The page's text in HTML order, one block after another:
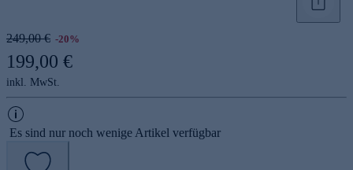
249,00 € -20%
199,00 €
inkl. MwSt.
Es sind nur noch wenige Artikel verfügbar